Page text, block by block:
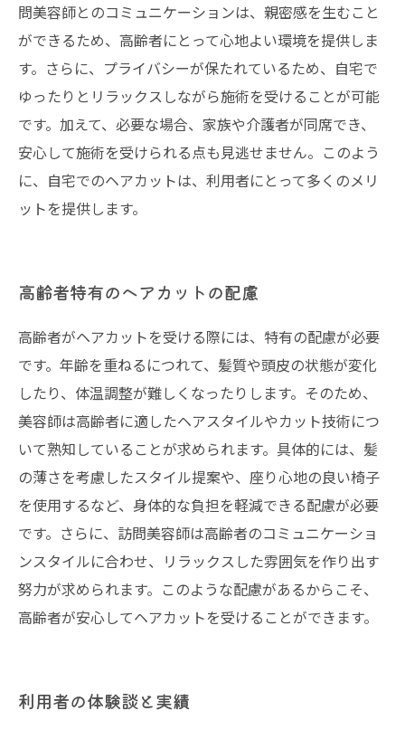
問美容師とのコミュニケーションは、親密感を生むこと
ができるため、高齢者にとって心地よい環境を提供しま
す。さらに、プライバシーが保たれているため、自宅で
ゆったりとリラックスしながら施術を受けることが可能
です。加えて、必要な場合、家族や介護者が同席でき、
安心して施術を受けられる点も見逃せません。このよう
に、自宅でのヘアカットは、利用者にとって多くのメリ
ットを提供します。
高齢者特有のヘアカットの配慮
高齢者がヘアカットを受ける際には、特有の配慮が必要
です。年齢を重ねるにつれて、髪質や頭皮の状態が変化
したり、体温調整が難しくなったりします。そのため、
美容師は高齢者に適したヘアスタイルやカット技術につ
いて熟知していることが求められます。具体的には、髪
の薄さを考慮したスタイル提案や、座り心地の良い椅子
を使用するなど、身体的な負担を軽減できる配慮が必要
です。さらに、訪問美容師は高齢者のコミュニケーショ
ンスタイルに合わせ、リラックスした雰囲気を作り出す
努力が求められます。このような配慮があるからこそ、
高齢者が安心してヘアカットを受けることができます。
利用者の体験談と実績